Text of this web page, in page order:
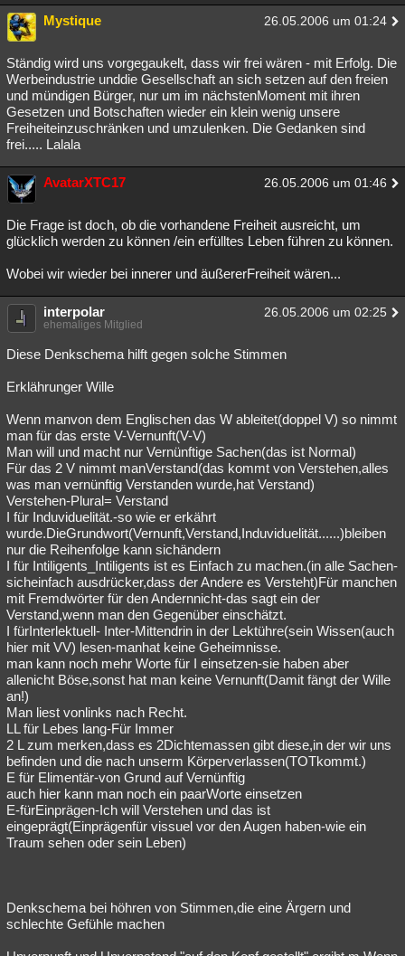
Mystique 26.05.2006 um 01:24
Ständig wird uns vorgegaukelt, dass wir frei wären - mit Erfolg. Die
Werbeindustrie unddie Gesellschaft an sich setzen auf den freien
und mündigen Bürger, nur um im nächstenMoment mit ihren
Gesetzen und Botschaften wieder ein klein wenig unsere
Freiheiteinzuschränken und umzulenken. Die Gedanken sind
frei..... Lalala
AvatarXTC17 26.05.2006 um 01:46
Die Frage ist doch, ob die vorhandene Freiheit ausreicht, um
glücklich werden zu können /ein erfülltes Leben führen zu können.
Wobei wir wieder bei innerer und äußererFreiheit wären...
interpolar 26.05.2006 um 02:25
ehemaliges Mitglied
Diese Denkschema hilft gegen solche Stimmen
Erklährunger Wille
Wenn manvon dem Englischen das W ableitet(doppel V) so nimmt
man für das erste V-Vernunft(V-V)
Man will und macht nur Vernünftige Sachen(das ist Normal)
Für das 2 V nimmt manVerstand(das kommt von Verstehen,alles
was man vernünftig Verstanden wurde,hat Verstand)
Verstehen-Plural= Verstand
I für Induviduelität.-so wie er erkährt
wurde.DieGrundwort(Vernunft,Verstand,Induviduelität......)bleiben
nur die Reihenfolge kann sichändern
I für Intiligents_Intiligents ist es Einfach zu machen.(in alle Sachen-
sicheinfach ausdrücker,dass der Andere es Versteht)Für manchen
mit Fremdwörter für den Andernnicht-das sagt ein der
Verstand,wenn man den Gegenüber einschätzt.
I fürInterlektuell- Inter-Mittendrin in der Lektühre(sein Wissen(auch
hier mit VV) lesen-manhat keine Geheimnisse.
man kann noch mehr Worte für I einsetzen-sie haben aber
allenicht Böse,sonst hat man keine Vernunft(Damit fängt der Wille
an!)
Man liest vonlinks nach Recht.
LL für Lebes lang-Für Immer
2 L zum merken,dass es 2Dichtemassen gibt diese,in der wir uns
befinden und die nach unserm Körperverlassen(TOTkommt.)
E für Elimentär-von Grund auf Vernünftig
auch hier kann man noch ein paarWorte einsetzen
E-fürEinprägen-Ich will Verstehen und das ist
eingeprägt(Einprägenfür vissuel vor den Augen haben-wie ein
Traum sehen oder sein Leben)
Denkschema bei höhren von Stimmen,die eine Ärgern und
schlechte Gefühle machen